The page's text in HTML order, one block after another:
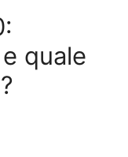
quale